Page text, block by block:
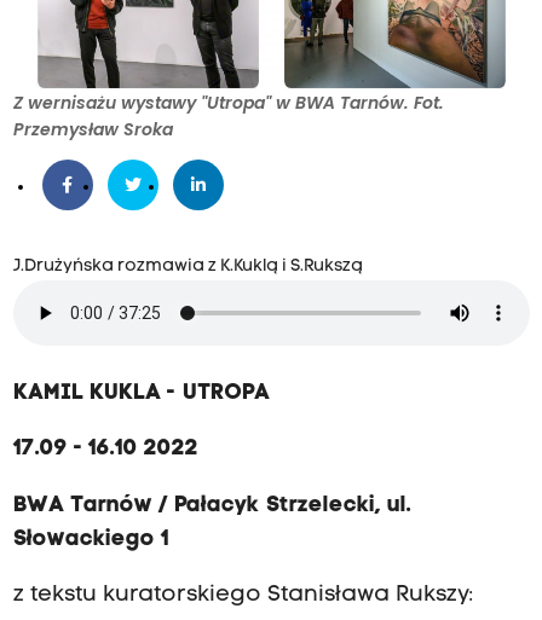
Z wernisażu wystawy "Utropa" w BWA Tarnów. Fot.
Przemysław Sroka
J.Drużyńska rozmawia z K.Kuklą i S.Rukszą
KAMIL KUKLA - UTROPA
17.09 - 16.10 2022
BWA Tarnów / Pałacyk Strzelecki, ul.
Słowackiego 1
z tekstu kuratorskiego Stanisława Rukszy: